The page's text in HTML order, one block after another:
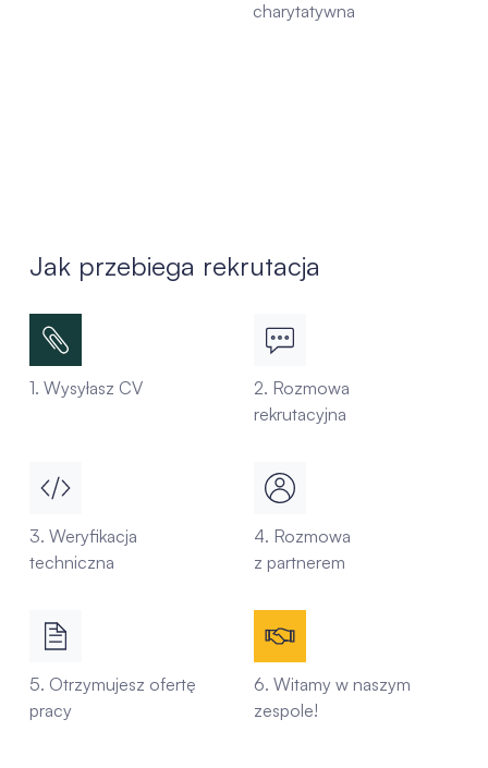
charytatywna
Jak przebiega rekrutacja
1. Wysyłasz CV
2. Rozmowa
rekrutacyjna
3. Weryfikacja
techniczna
4. Rozmowa
z partnerem
5. Otrzymujesz ofertę
pracy
6. Witamy w naszym
zespole!